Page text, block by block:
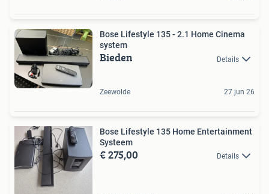
Bose Lifestyle 135 - 2.1 Home Cinema
system
Bieden Details
Zeewolde 27 jun 26
Bose Lifestyle 135 Home Entertainment
Systeem
€ 275,00 Details